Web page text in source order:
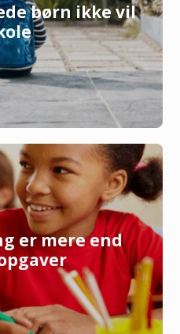
børn ikke vil
er mere end